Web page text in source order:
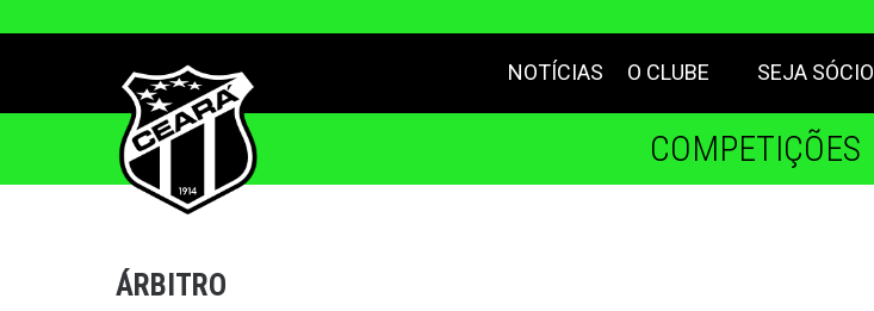
NOTÍCIAS O CLUBE SEJA SÓCIO
COMPETIÇÕES
ÁRBITRO